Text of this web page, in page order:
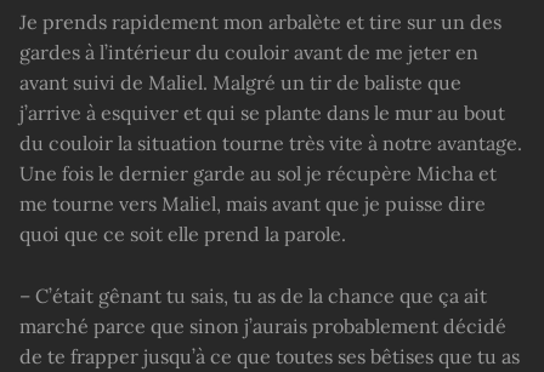
Je prends rapidement mon arbalète et tire sur un des
gardes à l’intérieur du couloir avant de me jeter en
avant suivi de Maliel. Malgré un tir de baliste que
j’arrive à esquiver et qui se plante dans le mur au bout
du couloir la situation tourne très vite à notre avantage.
Une fois le dernier garde au sol je récupère Micha et
me tourne vers Maliel, mais avant que je puisse dire
quoi que ce soit elle prend la parole.
– C’était gênant tu sais, tu as de la chance que ça ait
marché parce que sinon j’aurais probablement décidé
de te frapper jusqu’à ce que toutes ses bêtises que tu as